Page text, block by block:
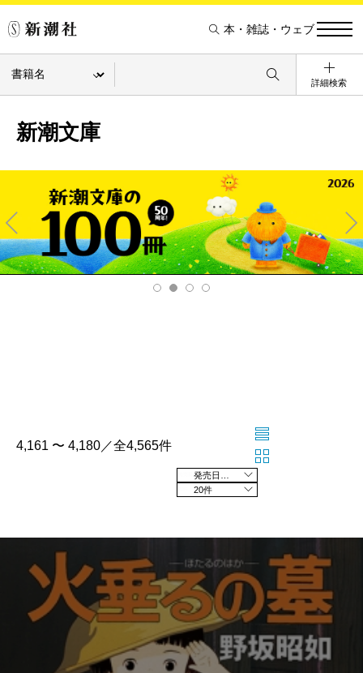
本・雑誌・ウェブ
詳細検索
新潮文庫
Pre
v
Ne
xt
4,161 〜 4,180／全4,565件
20件